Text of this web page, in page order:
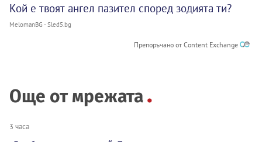
Кой е твоят ангел пазител според зодията ти?
MelomanBG - Sled5.bg
Препоръчано от Content Exchange
Още от мрежата
3 часа